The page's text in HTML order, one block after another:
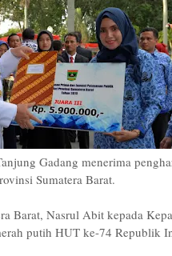
Gadang menerima
Sumatera Barat.
Barat, Nasrul Abit kepada
putih HUT ke-74 Republik